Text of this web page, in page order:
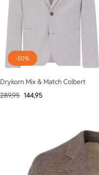
-50%
Drykorn Mix & Match Colbert
289,95 144,95